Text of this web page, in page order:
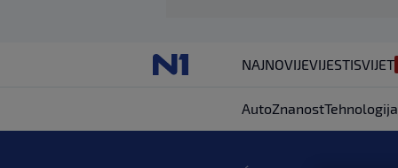
NAJNOVIJEVIJESTISVIJET
AutoZnanostTehnologija